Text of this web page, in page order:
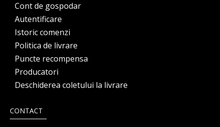
Cont de gospodar
Autentificare
Istoric comenzi
Politica de livrare
Puncte recompensa
Producatori
Deschiderea coletului la livrare
CONTACT